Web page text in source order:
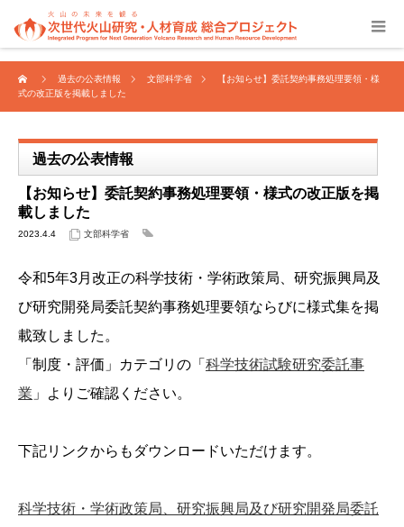
過去の公表情報 文部科学省
【お知らせ】委託契約事務処理要領・様
式の改正版を掲載しました
過去の公表情報
【お知らせ】委託契約事務処理要領・様式の改正版を掲
載しました
2023.4.4 文部科学省
令和5年3月改正の科学技術・学術政策局、研究振興局及
び研究開発局委託契約事務処理要領ならびに様式集を掲
載致しました。
「制度・評価」カテゴリの「 科学技術試験研究委託事
業 」よりご確認ください。
下記リンクからもダウンロードいただけます。
科学技術・学術政策局、研究振興局及び研究開発局委託